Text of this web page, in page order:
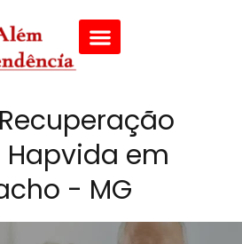
em
- MG